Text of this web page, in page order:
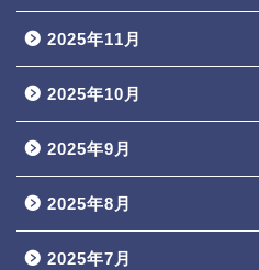
2025年11月
2025年10月
2025年9月
2025年8月
2025年7月